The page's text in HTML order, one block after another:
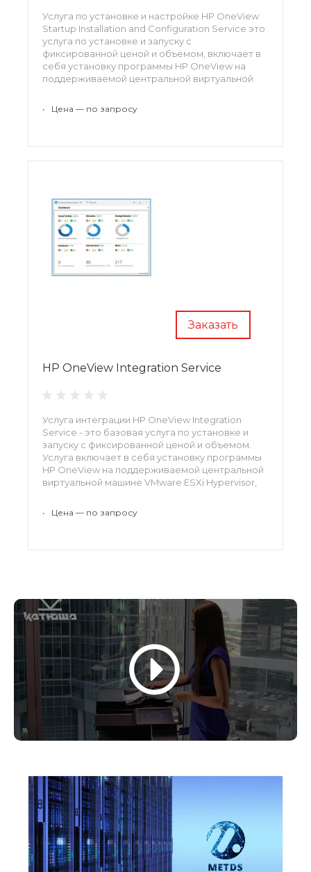
Услуга по установке и настройке HP OneView
Startup Installation and Configuration Service это
услуга по установке и запуску с
фиксированной ценой и объемом, включает в
себя установку программы HP OneView на
поддерживаемой центральной виртуальной
настройку всех управляемых устройств в
• Цена — по запросу
Заказать
HP OneView Integration Service
Услуга интеграции HP OneView Integration
Service - это базовая услуга по установке и
запуску с фиксированной ценой и объемом.
Услуга включает в себя установку программы
HP OneView на поддерживаемой центральной
виртуальной машине VMware ESXi Hypervisor,
устройств в одном корпусе.
• Цена — по запросу